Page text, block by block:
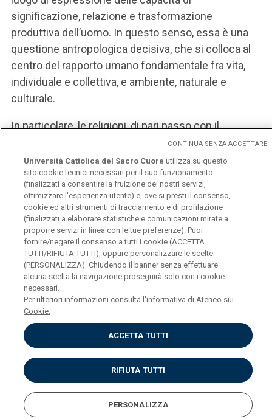
significazione, relazione e trasformazione
produttiva dell’uomo. In questo senso, essa è una
questione antropologica decisiva, che si colloca al
centro del rapporto umano fondamentale fra vita,
individuale e collettiva, e ambiente, naturale e
culturale.
In particolare, le religioni, di pari passo con il
permanere e il trasformarsi della loro influenza nello
spazio pubblico, continuano a giocare un ruolo
determinante rispetto agli stili di vita alimentare di
molte persone.
Università Cattolica del Sacro Cuore
Largo A. Gemelli, 1 - 20123 Milano
Privacy
Cookies
Impostazione dei cookie
Università Cattolica del Sacro Cuore utilizza su questo
sito cookie tecnici necessari per il suo funzionamento
(finalizzati a consentire la fruizione dei nostri servizi,
ottimizzare l'esperienza utente) e, ove si presti il consenso,
cookie ed altri strumenti di tracciamento e di profilazione
(finalizzati a elaborare statistiche e comunicazioni mirate a
proporre servizi in linea con le tue preferenze). Puoi
fornire/negare il consenso a tutti i cookie (ACCETTA
TUTTI/RIFIUTA TUTTI), oppure personalizzare le scelte
(PERSONALIZZA). Chiudendo il banner senza effettuare
alcuna scelta la navigazione proseguirà solo con i cookie
necessari.
Per ulteriori informazioni consulta l'informativa di Ateneo sui
Cookie.
ACCETTA TUTTI
RIFIUTA TUTTI
PERSONALIZZA
CONTINUA SENZA ACCETTARE